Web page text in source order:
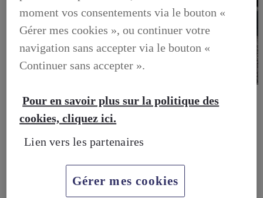
DECOUVREZ NOS SOLUTIONS DEDIEES AUX
PROFESSIONNELS
BUSINESS, DECOUVREZ NOS SOLUTIONS DEDIEES
VOTRE LEXUS
Entretien du vehicule
Verification du systeme hybride
moment vos consentements via le bouton «
Gérer mes cookies », ou continuer votre
navigation sans accepter via le bouton «
Continuer sans accepter ».
Pour en savoir plus sur la politique des
cookies, cliquez ici.
Lien vers les partenaires
Gérer mes cookies